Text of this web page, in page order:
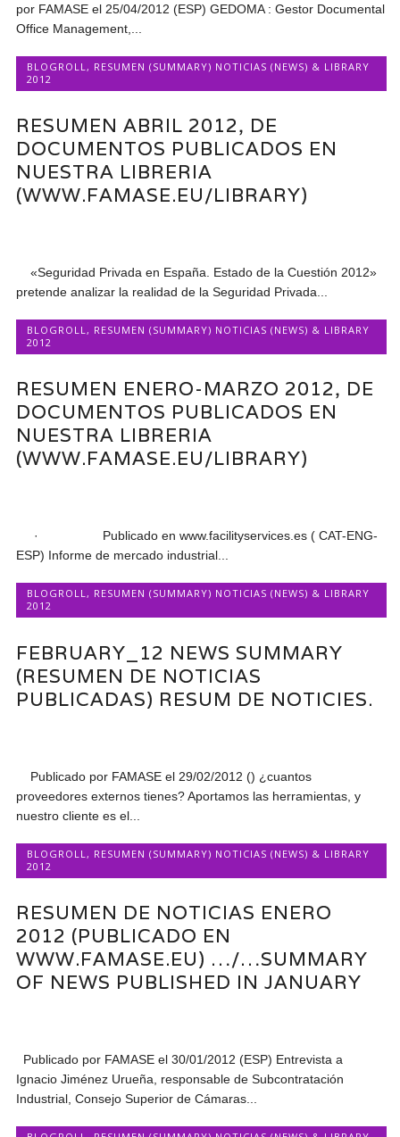
por FAMASE el 25/04/2012 (ESP) GEDOMA : Gestor Documental
Office Management,...
BLOGROLL , RESUMEN (SUMMARY) NOTICIAS (NEWS) & LIBRARY
2012
RESUMEN ABRIL 2012, DE
DOCUMENTOS PUBLICADOS EN
NUESTRA LIBRERIA
(WWW.FAMASE.EU/LIBRARY)
«Seguridad Privada en España. Estado de la Cuestión 2012»
pretende analizar la realidad de la Seguridad Privada...
BLOGROLL, RESUMEN (SUMMARY) NOTICIAS (NEWS) & LIBRARY
2012
RESUMEN ENERO-MARZO 2012, DE
DOCUMENTOS PUBLICADOS EN
NUESTRA LIBRERIA
(WWW.FAMASE.EU/LIBRARY)
· Publicado en www.facilityservices.es ( CAT-ENG-
ESP) Informe de mercado industrial...
BLOGROLL, RESUMEN (SUMMARY) NOTICIAS (NEWS) & LIBRARY
2012
FEBRUARY_12 NEWS SUMMARY
(RESUMEN DE NOTICIAS
PUBLICADAS) RESUM DE NOTICIES.
Publicado por FAMASE el 29/02/2012 () ¿cuantos
proveedores externos tienes? Aportamos las herramientas, y
nuestro cliente es el...
BLOGROLL , RESUMEN (SUMMARY) NOTICIAS (NEWS) & LIBRARY
2012
RESUMEN DE NOTICIAS ENERO
2012 (PUBLICADO EN
WWW.FAMASE.EU) …/…SUMMARY
OF NEWS PUBLISHED IN JANUARY
Publicado por FAMASE el 30/01/2012 (ESP) Entrevista a
Ignacio Jiménez Urueña, responsable de Subcontratación
Industrial, Consejo Superior de Cámaras...